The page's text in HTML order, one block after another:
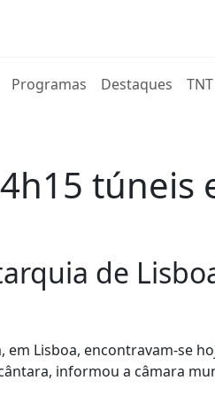
Programas Destaques TNT
túneis
de
em Lisboa, encontravam-se
informou a câmara